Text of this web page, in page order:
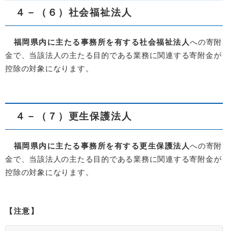
４－（６）社会福祉法人
福岡県内に主たる事務所を有する社会福祉法人への寄附
金で、当該法人の主たる目的である業務に関連する寄附金が
控除の対象になります。
４－（７）更生保護法人
福岡県内に主たる事務所を有する更生保護法人への寄附
金で、当該法人の主たる目的である業務に関連する寄附金が
控除の対象になります。
【注意】